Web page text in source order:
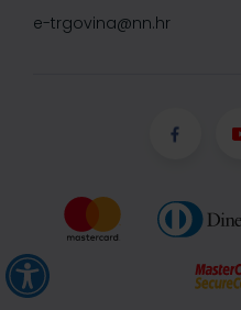
e-trgovina@nn.hr